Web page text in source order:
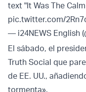
text "It Was The
pic.twitter.com/
— i24NEWS English
El sábado, el
Truth Social que
de EE. UU.,
tormenta».